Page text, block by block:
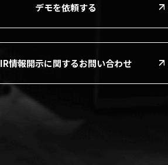
デモを依頼する
IR情報開示に関するお問い合わせ